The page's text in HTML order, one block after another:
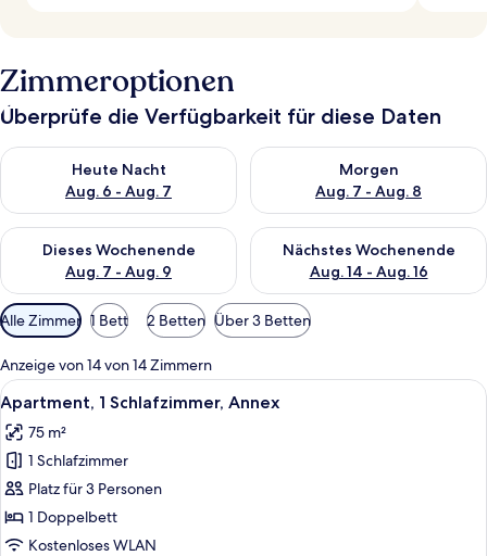
Zimmeroptionen
Überprüfe die Verfügbarkeit für diese Daten
Heute Nacht
Aug. 6 - Aug. 7
Überprüfe die Verfügbarkeit für heute Nacht, Aug. 6 - Aug. 7.
Morgen
Aug. 7 - Aug. 8
Überprüfe die Verfügbarkeit
Dieses Wochenende
Aug. 7 - Aug. 9
Überprüfe die Verfügbarkeit für dieses Wochenende, Aug. 7
Nächstes Wochenende
Aug. 14 - Aug. 16
Überprüfe die Verfügbarkeit
Verfügbare
Filter
für
Zimmer
Alle Zimmer 1 Bett 2 Betten Über 3 Betten
Anzeige von 14 von 14 Zimmern
Alle
Fotos
für
Apartment,
1
Schlafzimmer,
Annex
Eine moderne Küche mit dunklen
9
Apartment, 1 Schlafzimmer, Annex
75 m²
1 Schlafzimmer
Platz für 3 Personen
1 Doppelbett
Kostenloses WLAN